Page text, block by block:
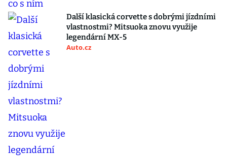
Další klasická corvette s dobrými jízdními
vlastnostmi? Mitsuoka znovu využije
legendární MX-5
Auto.cz